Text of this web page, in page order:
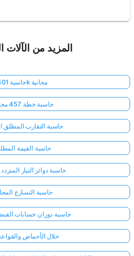
المزيد من الآلات
حاسبة 401k مجانية
حاسبة خطة 457 مجانية
حاسبة التقارب المطلق
حاسبة القيمة
حاسبة دوائر التيار
حاسبة التسارع
حاسبة دوران حسابات
حلال الأحماض